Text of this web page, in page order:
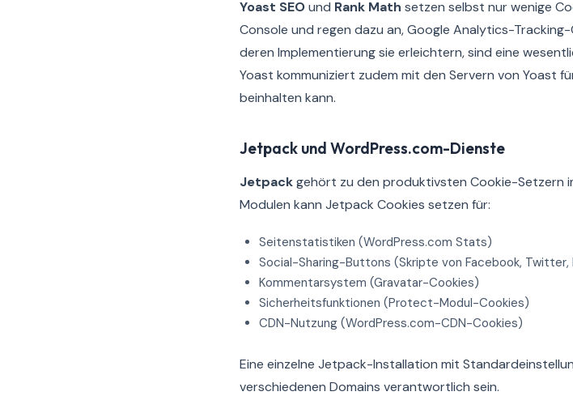
Yoast SEOund Rank Math setzen selbst nur wenige
Console und regen dazu an, Google Analytics-
deren Implementierung sie erleichtern, sind eine
Yoast kommuniziert zudem mit den Servern von Yoast
beinhalten kann.
Jetpack und WordPress.com-Dienste
Jetpackgehört zu den produktivsten Cookie-Setzern
Modulen kann Jetpack Cookies setzen für:
Seitenstatistiken (WordPress.com Stats)
Social-Sharing-Buttons (Skripte von Facebook, Twitter,
Kommentarsystem (Gravatar-Cookies)
Sicherheitsfunktionen (Protect-Modul-Cookies)
CDN-Nutzung (WordPress.com-CDN-Cookies)
Eine einzelne Jetpack-Installation mit
verschiedenen Domains verantwortlich sein.